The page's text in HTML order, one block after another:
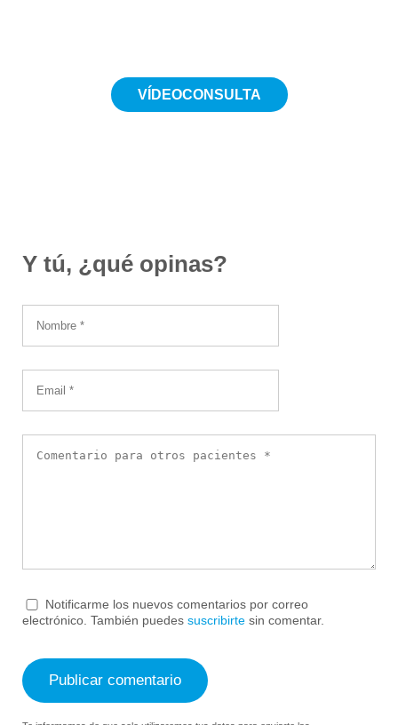
VÍDEOCONSULTA
Y tú, ¿qué opinas?
Notificarme los nuevos comentarios por correo
electrónico. También puedes suscribirte sin comentar.